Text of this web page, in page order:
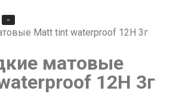
-
Matt tint waterproof 12H 3г
матовые
12H 3г